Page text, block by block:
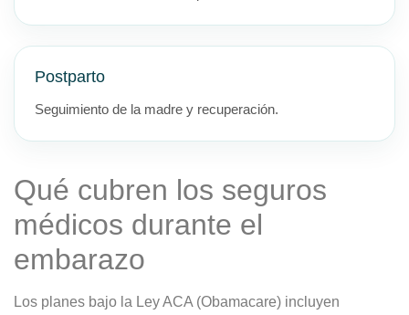
Postparto
Seguimiento de la madre y recuperación.
Qué cubren los seguros
médicos durante el
embarazo
Los planes bajo la Ley ACA (Obamacare) incluyen